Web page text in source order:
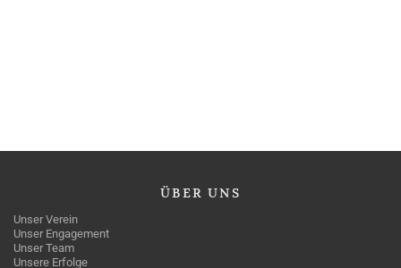
ÜBER UNS
Unser Verein
Unser Engagement
Unser Team
Unsere Erfolge